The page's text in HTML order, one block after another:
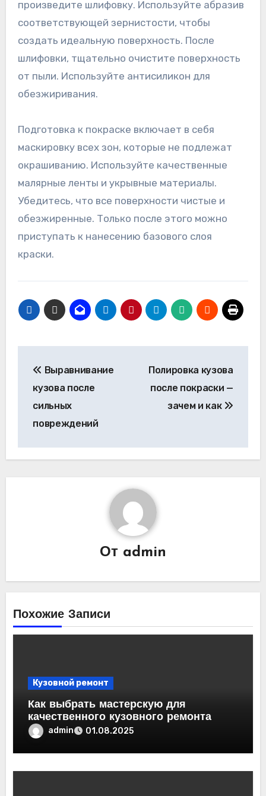
произведите шлифовку. Используйте абразив
соответствующей зернистости, чтобы
создать идеальную поверхность. После
шлифовки, тщательно очистите поверхность
от пыли. Используйте антисиликон для
обезжиривания.
Подготовка к покраске включает в себя
маскировку всех зон, которые не подлежат
окрашиванию. Используйте качественные
малярные ленты и укрывные материалы.
Убедитесь, что все поверхности чистые и
обезжиренные. Только после этого можно
приступать к нанесению базового слоя
краски.
по
записям
Выравнивание
кузова после
сильных
повреждений
Полировка кузова
после покраски —
зачем и как
От admin
Похожие Записи
Кузовной ремонт
Как выбрать мастерскую для
качественного кузовного ремонта
admin 01.08.2025